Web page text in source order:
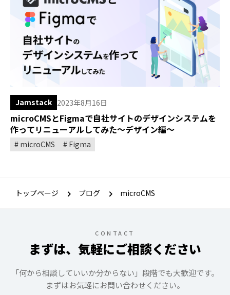
Jamstack 2023年8月16日
microCMSとFigmaで自社サイトのデザインシステムを
作ってリニューアルしてみた～デザイン編～
microCMS Figma
トップページ ブログ microCMS
CONTACT
まずは、気軽にご相談ください
「何から相談していいか分からない」段階でも大歓迎です。
まずはお気軽にお問い合わせください。